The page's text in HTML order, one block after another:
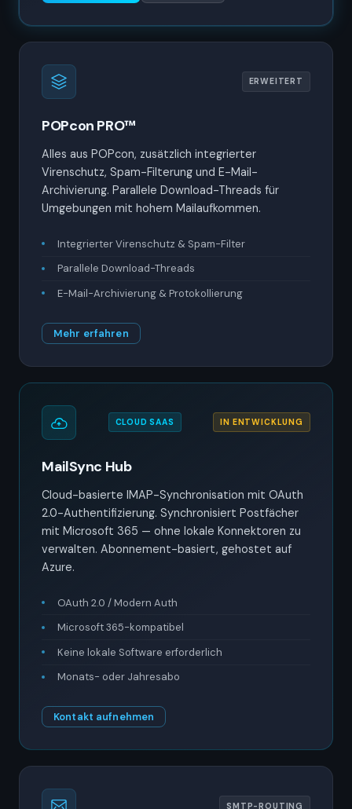
ERWEITERT
POPcon PRO™
Alles aus POPcon, zusätzlich integrierter
Virenschutz, Spam-Filterung und E-Mail-
Archivierung. Parallele Download-Threads für
Umgebungen mit hohem Mailaufkommen.
Integrierter Virenschutz & Spam-Filter
Parallele Download-Threads
E-Mail-Archivierung & Protokollierung
Mehr erfahren
CLOUD SAAS IN ENTWICKLUNG
MailSync Hub
Cloud-basierte IMAP-Synchronisation mit OAuth
2.0-Authentifizierung. Synchronisiert Postfächer
mit Microsoft 365 — ohne lokale Konnektoren zu
verwalten. Abonnement-basiert, gehostet auf
Azure.
OAuth 2.0 / Modern Auth
Microsoft 365-kompatibel
Keine lokale Software erforderlich
Monats- oder Jahresabo
Kontakt aufnehmen
SMTP-ROUTING